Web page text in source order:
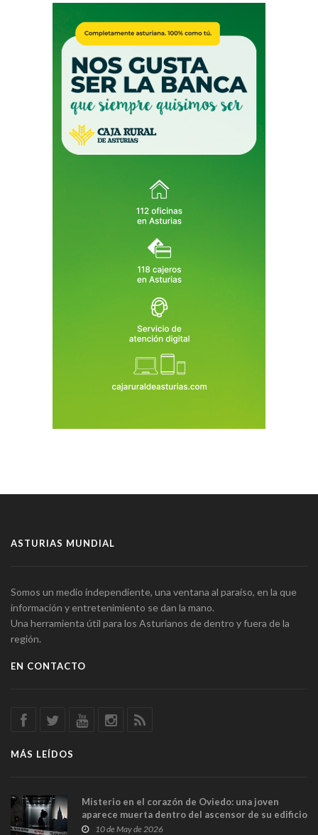
ASTURIAS MUNDIAL
Somos un medio independiente, una ventana al paraíso, en la que
información y entretenimiento se dan la mano.
Una herramienta útil para los Asturianos de dentro y fuera de la
región.
EN CONTACTO
MÁS LEÍDOS
Misterio en el corazón de Oviedo: una joven
aparece muerta dentro del ascensor de su edificio
y las cámaras captan sus últimos minutos
10 de May de 2026